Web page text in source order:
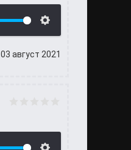
03 август 2021